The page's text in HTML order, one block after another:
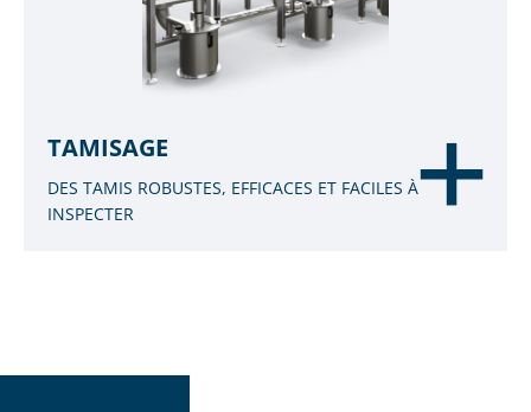
TAMISAGE
DES TAMIS ROBUSTES, EFFICACES ET FACILES À
INSPECTER